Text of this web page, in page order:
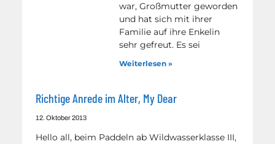
war, Großmutter geworden
und hat sich mit ihrer
Familie auf ihre Enkelin
sehr gefreut. Es sei
Weiterlesen »
Richtige Anrede im Alter, My Dear
12. Oktober 2013
Hello all, beim Paddeln ab Wildwasserklasse III,